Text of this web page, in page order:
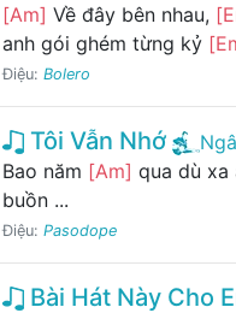
[Am] Về đây bên nhau,
anh gói ghém từng kỷ
Điệu: Bolero
Tôi Vẫn Nhớ
Bao năm [Am] qua dù xa
buồn ...
Điệu: Pasodope
Bài Hát Này Cho